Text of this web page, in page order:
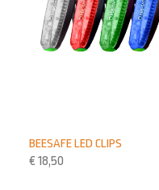
BEESAFE LED CLIPS
€ 18,50